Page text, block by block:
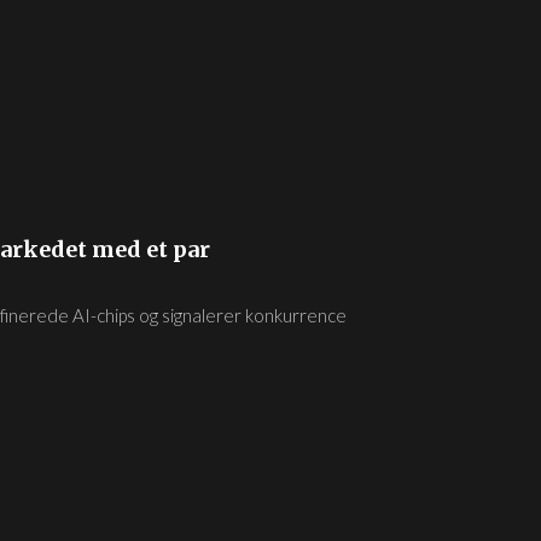
med et par
AI-chips og signalerer konkurrence